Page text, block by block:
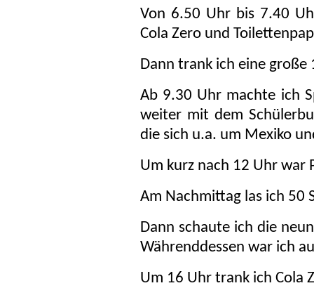
Von 6.50 Uhr bis 7.40
Cola Zero und
Dann trank ich eine große
Ab 9.30 Uhr machte ich
weiter mit dem
die sich u.a. um Mexiko
Um kurz nach 12 Uhr war
Am Nachmittag las ich 50
Dann schaute ich die
Währenddessen war ich
Um 16 Uhr trank ich Cola